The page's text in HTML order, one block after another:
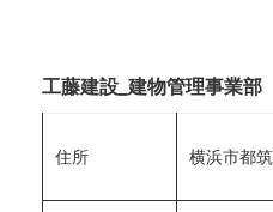
工藤建設_建物管理事業部
住所 横浜市都